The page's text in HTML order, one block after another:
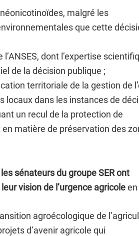
malgré les
que cette
dont l’expertise
de la décision publique ;
territoriale de la gestion de
locaux dans les instances de
un recul de la protection de
matière de préservation des
sénateurs du groupe SER ont
vision de l’urgence agricoleen
agroécologique de
d’avenir agricole qui